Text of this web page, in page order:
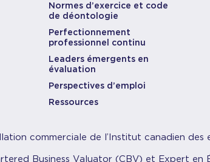
Normes d’exercice et code
de déontologie
Perfectionnement
professionnel continu
Leaders émergents en
évaluation
Perspectives d’emploi
Ressources
commerciale de l’Institut canadien des
Business Valuator (CBV) et Expert en